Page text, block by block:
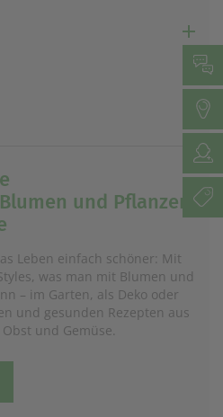
und Pflanzen,
Leben einfach schöner: Mit
was man mit Blumen und
– im Garten, als Deko oder
und gesunden Rezepten aus
und Gemüse.